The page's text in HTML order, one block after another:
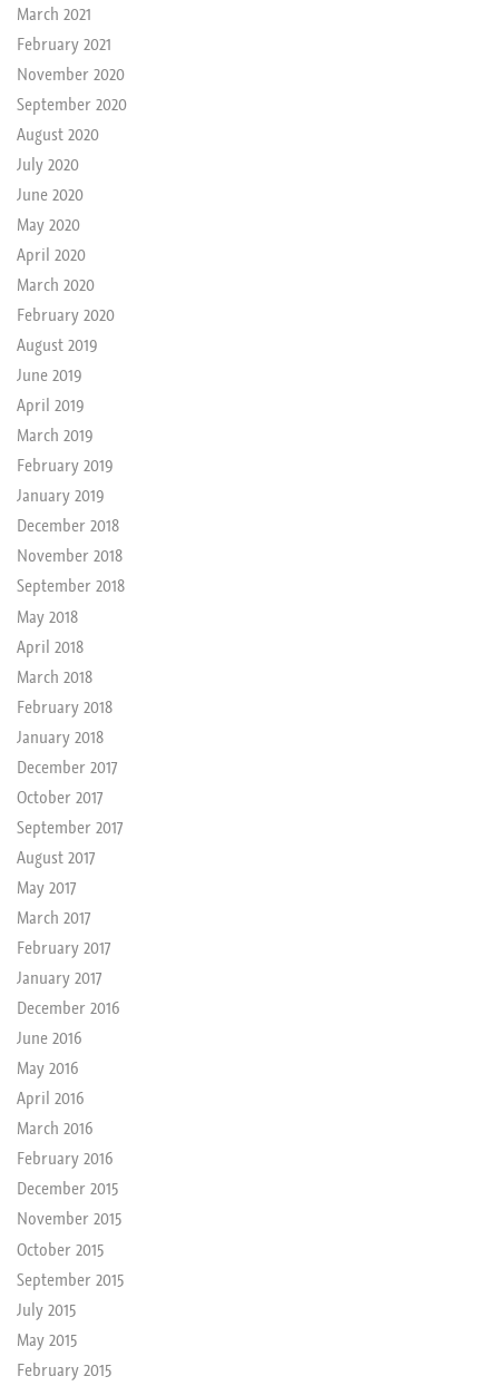
March 2021
February 2021
November 2020
September 2020
August 2020
July 2020
June 2020
May 2020
April 2020
March 2020
February 2020
August 2019
June 2019
April 2019
March 2019
February 2019
January 2019
December 2018
November 2018
September 2018
May 2018
April 2018
March 2018
February 2018
January 2018
December 2017
October 2017
September 2017
August 2017
May 2017
March 2017
February 2017
January 2017
December 2016
June 2016
May 2016
April 2016
March 2016
February 2016
December 2015
November 2015
October 2015
September 2015
July 2015
May 2015
February 2015